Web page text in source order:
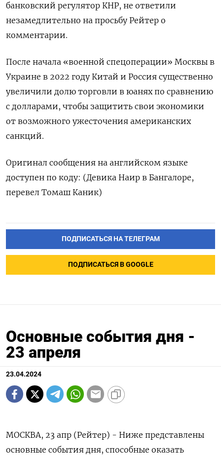
банковский регулятор КНР, не ответили
незамедлительно на просьбу Рейтер о
комментарии.
После начала «военной спецоперации» Москвы в
Украине в 2022 году Китай и Россия существенно
увеличили долю торговли в юанях по сравнению
с долларами, чтобы защитить свои экономики
от возможного ужесточения американских
санкций.
Оригинал сообщения на английском языке
доступен по коду: (Девика Наир в Бангалоре,
перевел Томаш Каник)
ПОДПИСАТЬСЯ НА ТЕЛЕГРАМ
ПОДПИСАТЬСЯ В GOOGLE
Основные события дня -
23 апреля
23.04.2024
МОСКВА, 23 апр (Рейтер) - Ниже представлены
основные события дня, способные оказать